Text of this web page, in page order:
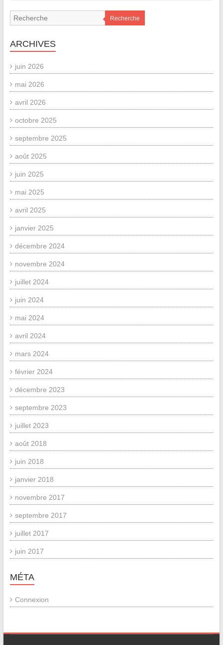
Recherche
ARCHIVES
juin 2026
mai 2026
avril 2026
octobre 2025
septembre 2025
août 2025
juin 2025
mai 2025
avril 2025
janvier 2025
décembre 2024
novembre 2024
juillet 2024
juin 2024
mai 2024
avril 2024
mars 2024
février 2024
décembre 2023
septembre 2023
juillet 2023
août 2018
juin 2018
janvier 2018
novembre 2017
septembre 2017
juillet 2017
juin 2017
MÉTA
Connexion